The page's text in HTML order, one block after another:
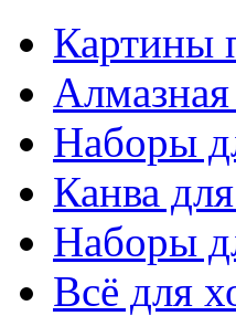
Картины
Наборы
Канва
Наборы
Всё для